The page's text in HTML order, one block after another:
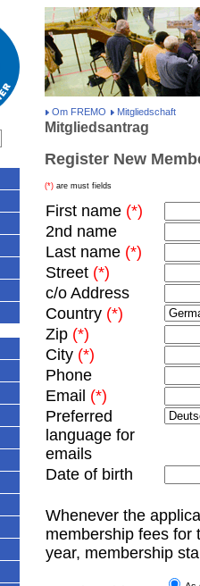
Om FREMO Mitgliedschaft
Mitgliedsantrag
Register New
(*) are must fields
First name (*)
2nd name
Last name (*)
Street (*)
c/o Address
Country (*)
Zip (*)
City (*)
Phone
Email (*)
Preferred
language for
emails
Date of birth
Whenever the
membership fees for
year, membership